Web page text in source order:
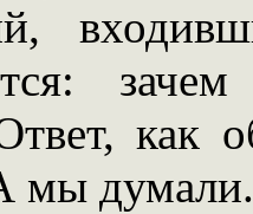
как
мы